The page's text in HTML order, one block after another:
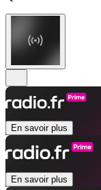
En savoir plus
En savoir plus